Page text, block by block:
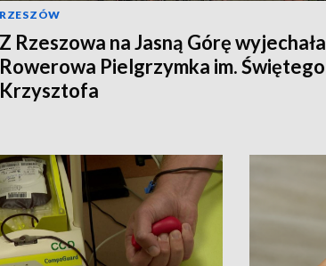
RZESZÓW
Z Rzeszowa na Jasną Górę wyjechała
Rowerowa Pielgrzymka im. Świętego
Krzysztofa